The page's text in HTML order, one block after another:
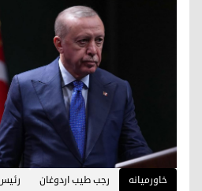
خاورمیانه رجب طیب اردوغان